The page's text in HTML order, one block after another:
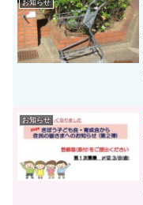
お知らせ
お知らせ